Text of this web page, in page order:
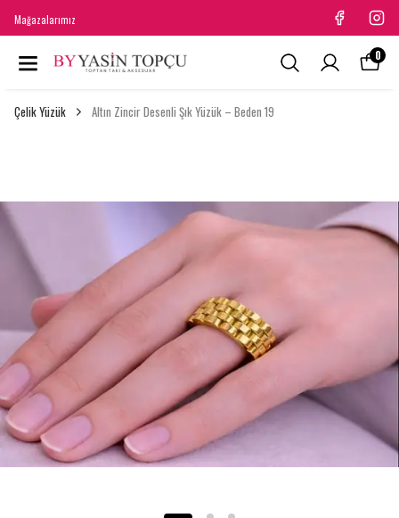
Mağazalarımız
0
Çelik Yüzük Altın Zincir Desenli Şık Yüzük – Beden 19